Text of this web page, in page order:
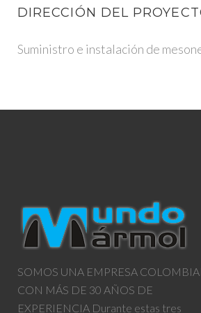
DIRECCIÓN DEL
Suministro e instalación de
SOMOS UNA EMPRESA
CON MÁS DE 30 AÑOS DE
EXPERIENCIA Durante estas tres